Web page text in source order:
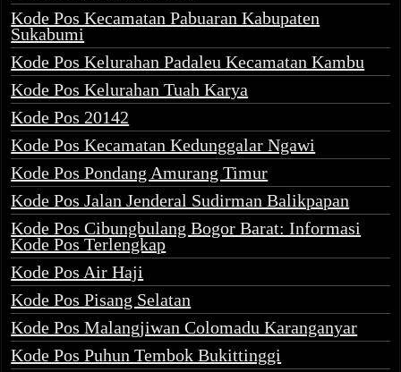
Kode Pos Kecamatan Pabuaran Kabupaten
Sukabumi
Kode Pos Kelurahan Padaleu Kecamatan Kambu
Kode Pos Kelurahan Tuah Karya
Kode Pos 20142
Kode Pos Kecamatan Kedunggalar Ngawi
Kode Pos Pondang Amurang Timur
Kode Pos Jalan Jenderal Sudirman Balikpapan
Kode Pos Cibungbulang Bogor Barat: Informasi
Kode Pos Terlengkap
Kode Pos Air Haji
Kode Pos Pisang Selatan
Kode Pos Malangjiwan Colomadu Karanganyar
Kode Pos Puhun Tembok Bukittinggi